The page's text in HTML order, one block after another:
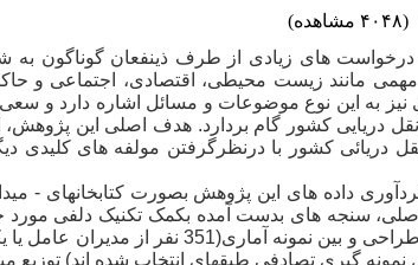
(۴۰۴۸ مشاهده)
درخواست ­های زیادی از طرف ذی­نفعان گوناگون به
مانند زیست­ محیطی، اقتصادی، اجتماعی و
نیز به این نوع موضوعات و مسائل اشاره دارد و سعی
دریایی کشور گام بردارد. هدف اصلی این پژوهش،
دریائی کشور با درنظرگرفتن مولفه های کلیدی
داده­ های این پژوهش بصورت کتابخانه­ای -
سنجه­ های بدست آمده بکمک تکنیک دلفی
لیکرت طراحی و بین نمونه
نمونه­ گیری تصادفی طبقه­ای انتخاب شده ­اند) توزیع